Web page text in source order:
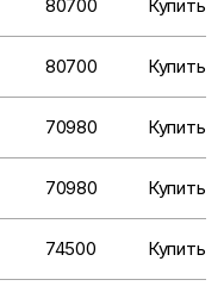
80700 Купить
80700 Купить
70980 Купить
70980 Купить
74500 Купить